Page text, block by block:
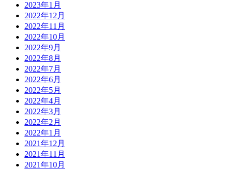
2023年1月
2022年12月
2022年11月
2022年10月
2022年9月
2022年8月
2022年7月
2022年6月
2022年5月
2022年4月
2022年3月
2022年2月
2022年1月
2021年12月
2021年11月
2021年10月